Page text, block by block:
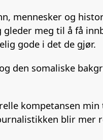
mennesker og
meg til å få
gode i det de gjør.
den somaliske
kompetansen
blir mer